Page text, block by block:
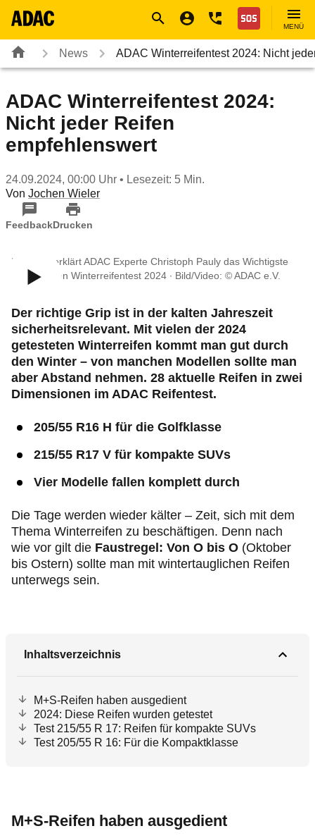
Nothilfe
MENÜ
News ADAC Winterreifentest 2024: Nicht
ADAC Winterreifentest 2024:
Nicht jeder Reifen
empfehlenswert
24.09.2024, 00:00 Uhr • Lesezeit: 5 Min.
Von Jochen Wieler
FeedbackDrucken
Im Video erklärt ADAC Experte Christoph Pauly das Wichtigste
rund um den Winterreifentest 2024 ∙ Bild/Video: © ADAC e.V.
Der richtige Grip ist in der kalten Jahreszeit
sicherheitsrelevant. Mit vielen der 2024
getesteten Winterreifen kommt man gut durch
den Winter – von manchen Modellen sollte man
aber Abstand nehmen. 28 aktuelle Reifen in zwei
Dimensionen im ADAC Reifentest.
205/55 R16 H für die Golfklasse
215/55 R17 V für kompakte SUVs
Vier Modelle fallen komplett durch
Die Tage werden wieder kälter – Zeit, sich mit dem
Thema Winterreifen zu beschäftigen. Denn nach
wie vor gilt die Faustregel: Von O bis O (Oktober
bis Ostern) sollte man mit wintertauglichen Reifen
unterwegs sein.
Inhaltsverzeichnis
M+S-Reifen haben ausgedient
2024: Diese Reifen wurden getestet
Test 215/55 R 17: Reifen für kompakte SUVs
Test 205/55 R 16: Für die Kompaktklasse
M+S-Reifen haben ausgedient